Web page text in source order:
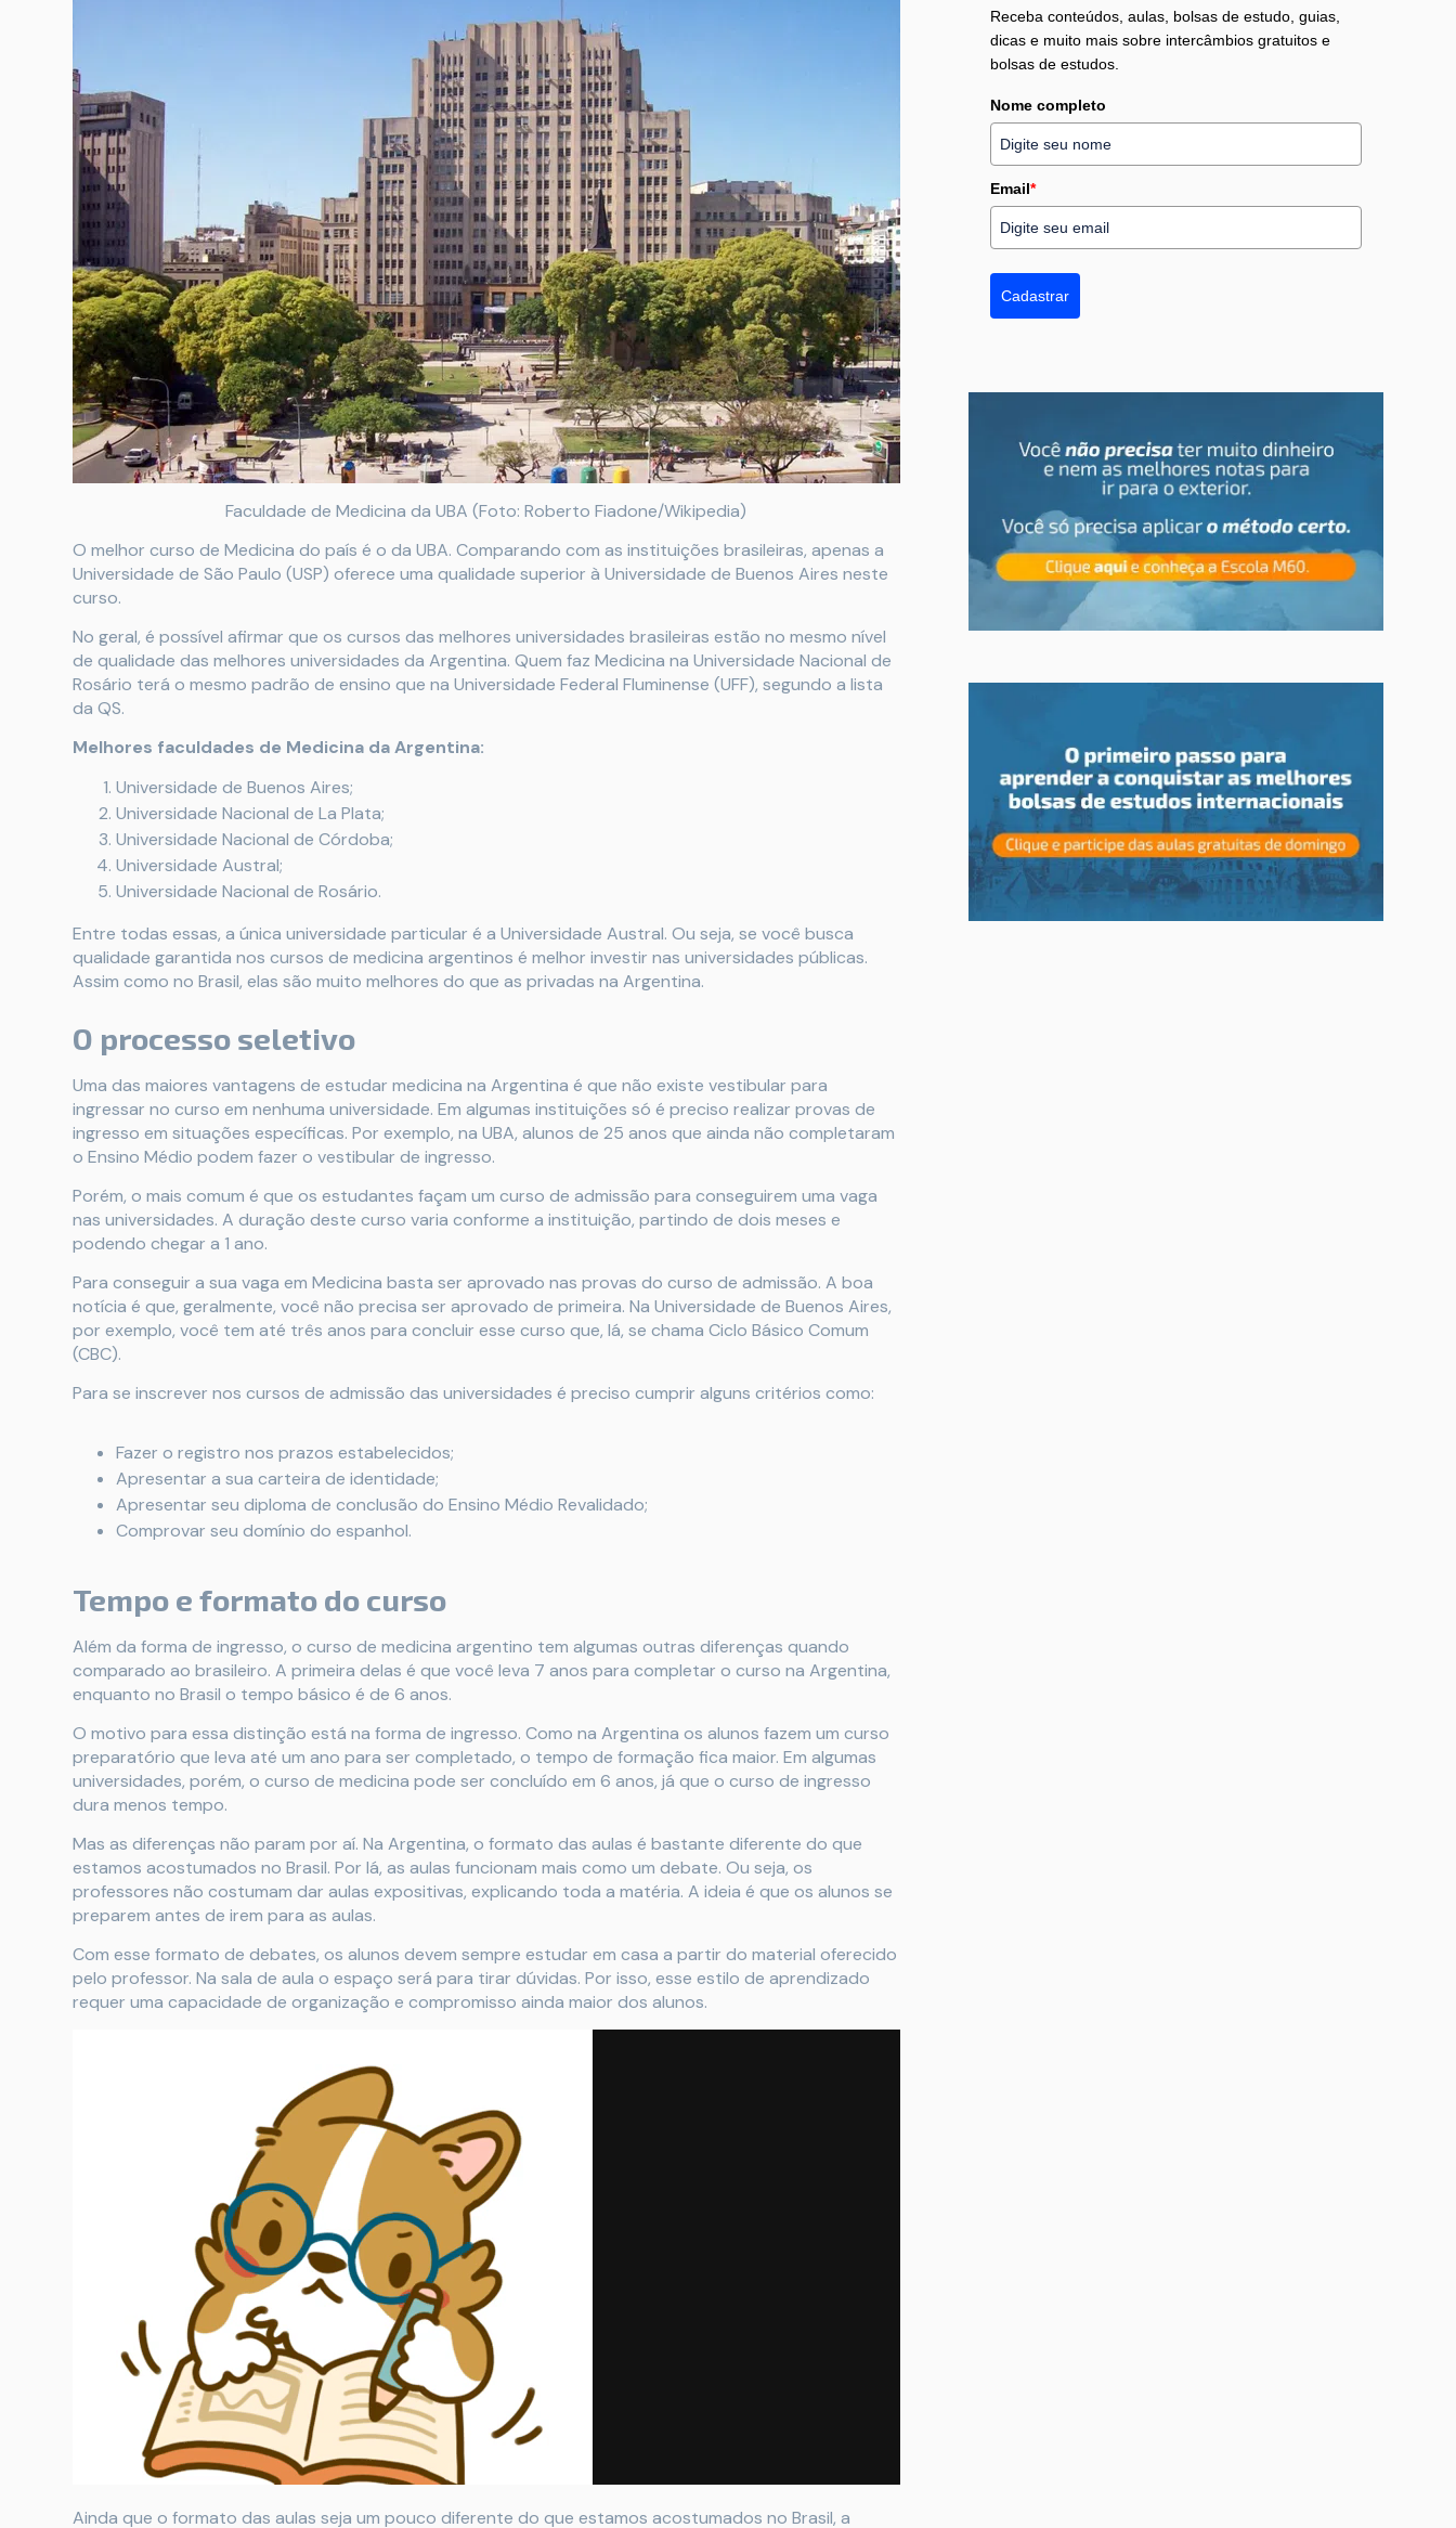
Faculdade de Medicina da UBA (Foto: Roberto Fiadone/Wikipedia)
O melhor curso de Medicina do país é o da UBA. Comparando com as instituições brasileiras, apenas a
Universidade de São Paulo (USP) oferece uma qualidade superior à Universidade de Buenos Aires neste
curso.
No geral, é possível afirmar que os cursos das melhores universidades brasileiras estão no mesmo nível
de qualidade das melhores universidades da Argentina. Quem faz Medicina na Universidade Nacional de
Rosário terá o mesmo padrão de ensino que na Universidade Federal Fluminense (UFF), segundo a lista
da QS.
Melhores faculdades de Medicina da Argentina:
Universidade de Buenos Aires;
Universidade Nacional de La Plata;
Universidade Nacional de Córdoba;
Universidade Austral;
Universidade Nacional de Rosário.
Entre todas essas, a única universidade particular é a Universidade Austral. Ou seja, se você busca
qualidade garantida nos cursos de medicina argentinos é melhor investir nas universidades públicas.
Assim como no Brasil, elas são muito melhores do que as privadas na Argentina.
O processo seletivo
Uma das maiores vantagens de estudar medicina na Argentina é que não existe vestibular para
ingressar no curso em nenhuma universidade. Em algumas instituições só é preciso realizar provas de
ingresso em situações específicas. Por exemplo, na UBA, alunos de 25 anos que ainda não completaram
o Ensino Médio podem fazer o vestibular de ingresso.
Porém, o mais comum é que os estudantes façam um curso de admissão para conseguirem uma vaga
nas universidades. A duração deste curso varia conforme a instituição, partindo de dois meses e
podendo chegar a 1 ano.
Para conseguir a sua vaga em Medicina basta ser aprovado nas provas do curso de admissão. A boa
notícia é que, geralmente, você não precisa ser aprovado de primeira. Na Universidade de Buenos Aires,
por exemplo, você tem até três anos para concluir esse curso que, lá, se chama Ciclo Básico Comum
(CBC).
Para se inscrever nos cursos de admissão das universidades é preciso cumprir alguns critérios como:
Fazer o registro nos prazos estabelecidos;
Apresentar a sua carteira de identidade;
Apresentar seu diploma de conclusão do Ensino Médio Revalidado;
Comprovar seu domínio do espanhol.
Tempo e formato do curso
Além da forma de ingresso, o curso de medicina argentino tem algumas outras diferenças quando
comparado ao brasileiro. A primeira delas é que você leva 7 anos para completar o curso na Argentina,
enquanto no Brasil o tempo básico é de 6 anos.
O motivo para essa distinção está na forma de ingresso. Como na Argentina os alunos fazem um curso
preparatório que leva até um ano para ser completado, o tempo de formação fica maior. Em algumas
universidades, porém, o curso de medicina pode ser concluído em 6 anos, já que o curso de ingresso
dura menos tempo.
Mas as diferenças não param por aí. Na Argentina, o formato das aulas é bastante diferente do que
estamos acostumados no Brasil. Por lá, as aulas funcionam mais como um debate. Ou seja, os
professores não costumam dar aulas expositivas, explicando toda a matéria. A ideia é que os alunos se
preparem antes de irem para as aulas.
Com esse formato de debates, os alunos devem sempre estudar em casa a partir do material oferecido
pelo professor. Na sala de aula o espaço será para tirar dúvidas. Por isso, esse estilo de aprendizado
requer uma capacidade de organização e compromisso ainda maior dos alunos.
Ainda que o formato das aulas seja um pouco diferente do que estamos acostumados no Brasil, a
Receba conteúdos, aulas, bolsas de estudo, guias,
dicas e muito mais sobre intercâmbios gratuitos e
bolsas de estudos.
Nome completo
Email*
Cadastrar